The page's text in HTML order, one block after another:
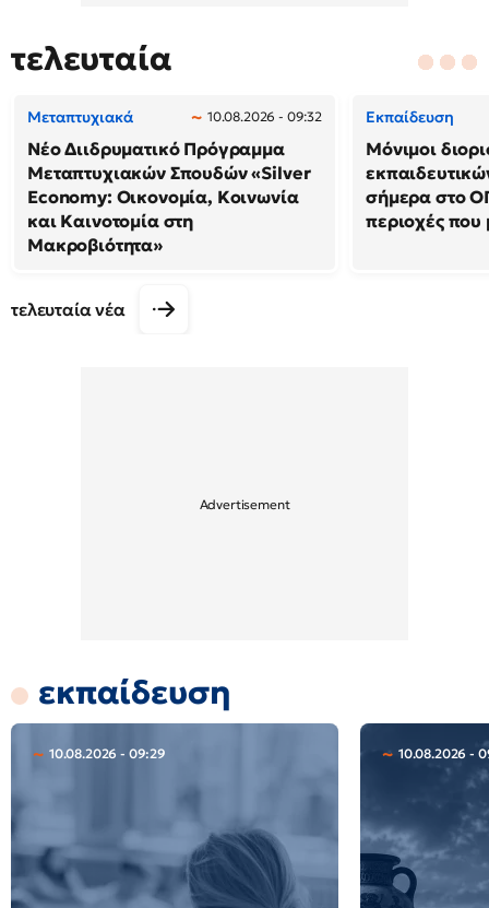
τελευταία
Μεταπτυχιακά 10.08.2026 - 09:32
Νέο Διιδρυματικό Πρόγραμμα
Μεταπτυχιακών Σπουδών «Silver
Economy: Οικονομία, Κοινωνία
και Καινοτομία στη
Μακροβιότητα»
Εκπαίδευση
Μόνιμοι
σήμερα στο
περιοχές που
τελευταία νέα
εκπαίδευση
10.08.2026 - 09:29 10.08.2026 -